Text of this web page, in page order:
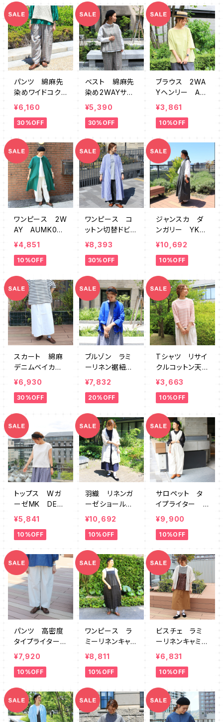
パンツ 綿麻先
染めワイドコク
ーン SZ7642
¥6,160
30%OFF
ベスト 綿麻先
染め2WAYサイ
ドギャザー SZ
764228
¥5,390
30%OFF
ブラウス 2WA
Yヘンリー AU
MK0022
¥3,861
10%OFF
ワンピース 2W
AY AUMK001
9
¥4,851
10%OFF
ワンピース コ
ットン切替ドビー
ストライプ SZ
761282
¥8,393
30%OFF
ジャンスカ ダ
ンガリー YKM
K0013
¥10,692
10%OFF
スカート 綿麻
デニムベイカー
ロング SZ761
222OW
¥6,930
30%OFF
ブルゾン ラミ
ーリネン裾紐
DEMK0077RB
¥7,832
20%OFF
Tシャツ リサイ
クルコットン天
竺ラウンドヘム7
分袖ボーダー
SZ764253
¥3,663
10%OFF
トップス Wガ
ーゼMK DEM
K0071
¥5,841
10%OFF
羽織 リネンガ
ーゼショールカ
ラー DEMK00
¥10,692
10%OFF
サロペット タ
イプライター S
Z764622
¥9,900
10%OFF
パンツ 高密度
タイプライターマ
オ SZ764305
¥7,920
10%OFF
ワンピース ラ
ミーリネンキャ
ミ DEMK007
¥8,811
10%OFF
ビスチェ ラミ
ーリネンキャミ
DEMK0076
¥6,831
10%OFF